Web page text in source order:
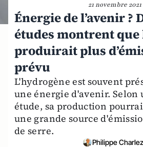
21 novembre 2021
Énergie de l’avenir ?
études montrent que
produirait plus
prévu
L'hydrogène est souvent
une énergie d'avenir. Selon
étude, sa production
une grande source
de serre.
Philippe Charlez